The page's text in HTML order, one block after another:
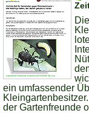
ein umfassender
der Gartenfreunde